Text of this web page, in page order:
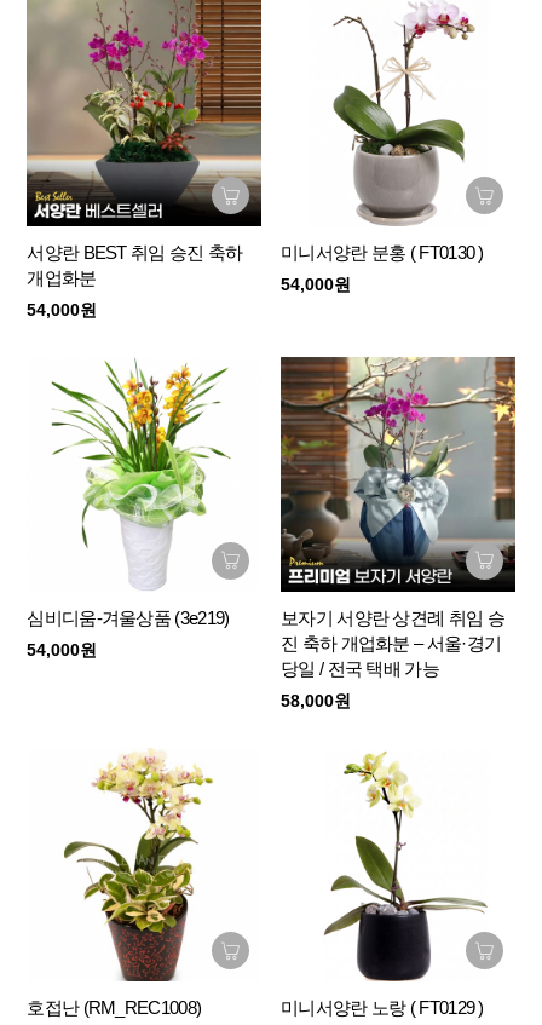
서양란 BEST 취임 승진 축하
개업화분
54,000원
미니서양란 분홍 ( FT0130 )
54,000원
심비디움-겨울상품 (3e219)
54,000원
보자기 서양란 상견례 취임 승
진 축하 개업화분 – 서울·경기
당일 / 전국 택배 가능
58,000원
호접난 (RM_REC1008) 미니서양란 노랑 ( FT0129 )